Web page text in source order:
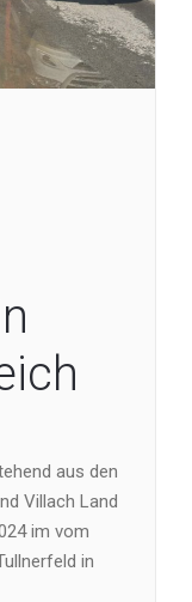
aus den
Villach Land
im vom
in